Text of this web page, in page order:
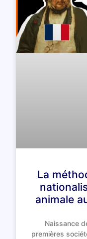
La
animale
Naissance
premières